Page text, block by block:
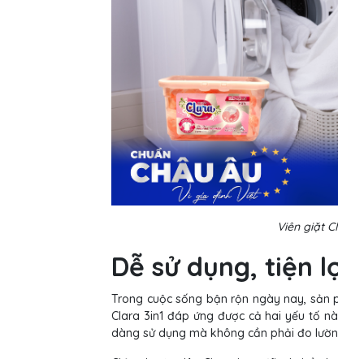
Viên giặt
Dễ sử dụng, tiện
Trong cuộc sống bận rộn ngày nay, sản
Clara 3in1 đáp ứng được cả hai yếu tố
dàng sử dụng mà không cần phải đo